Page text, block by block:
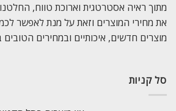
מתוך ראיה אסטרטגית וארוכת טווח,
את מחירי המוצרים וזאת על מנת לאפשר
מוצרים חדשים, איכותיים ובמחירים
סל קניות